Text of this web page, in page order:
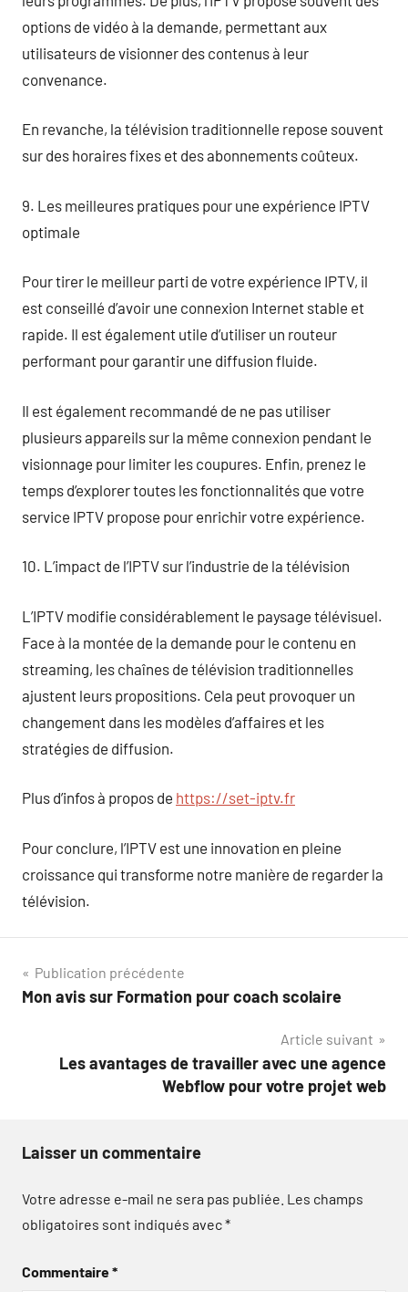
options de vidéo à la demande, permettant aux
utilisateurs de visionner des contenus à leur
convenance.
En revanche, la télévision traditionnelle repose souvent
sur des horaires fixes et des abonnements coûteux.
9. Les meilleures pratiques pour une expérience IPTV
optimale
Pour tirer le meilleur parti de votre expérience IPTV, il
est conseillé d’avoir une connexion Internet stable et
rapide. Il est également utile d’utiliser un routeur
performant pour garantir une diffusion fluide.
Il est également recommandé de ne pas utiliser
plusieurs appareils sur la même connexion pendant le
visionnage pour limiter les coupures. Enfin, prenez le
temps d’explorer toutes les fonctionnalités que votre
service IPTV propose pour enrichir votre expérience.
10. L’impact de l’IPTV sur l’industrie de la télévision
L’IPTV modifie considérablement le paysage télévisuel.
Face à la montée de la demande pour le contenu en
streaming, les chaînes de télévision traditionnelles
ajustent leurs propositions. Cela peut provoquer un
changement dans les modèles d’affaires et les
stratégies de diffusion.
Plus d’infos à propos de https://set-iptv.fr
Pour conclure, l’IPTV est une innovation en pleine
croissance qui transforme notre manière de regarder la
télévision.
Navigation
de
Publication précédente
Mon avis sur Formation pour coach scolaire
Article suivant
Les avantages de travailler avec une agence
Webflow pour votre projet web
Laisser un commentaire
Votre adresse e-mail ne sera pas publiée. Les champs
obligatoires sont indiqués avec*
Commentaire*